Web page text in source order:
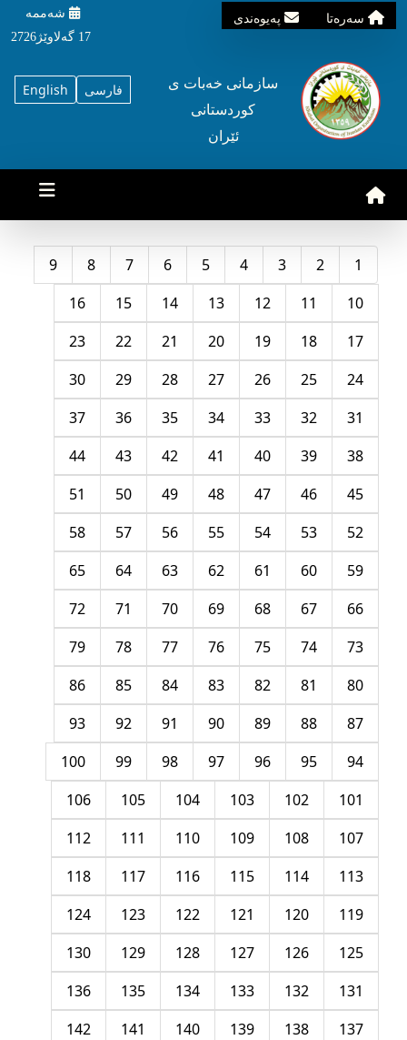
سه‌ره‌تا په‌یوه‌ندی
شه‌ممه‌
17 گه‌لاوێژ2726
English فارسی
سازمانی خه‌بات ی
کوردستانی
ئێران
1
2
3
4
5
6
7
8
9
10
11
12
13
14
15
16
17
18
19
20
21
22
23
24
25
26
27
28
29
30
31
32
33
34
35
36
37
38
39
40
41
42
43
44
45
46
47
48
49
50
51
52
53
54
55
56
57
58
59
60
61
62
63
64
65
66
67
68
69
70
71
72
73
74
75
76
77
78
79
80
81
82
83
84
85
86
87
88
89
90
91
92
93
94
95
96
97
98
99
100
101
102
103
104
105
106
107
108
109
110
111
112
113
114
115
116
117
118
119
120
121
122
123
124
125
126
127
128
129
130
131
132
133
134
135
136
137
138
139
140
141
142